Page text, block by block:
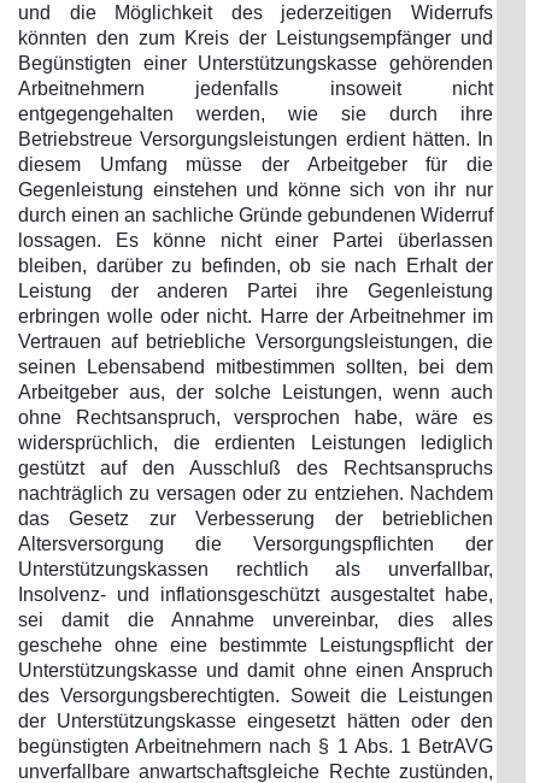
und die Möglichkeit des jederzeitigen Widerrufs
könnten den zum Kreis der Leistungsempfänger und
Begünstigten einer Unterstützungskasse gehörenden
Arbeitnehmern jedenfalls insoweit nicht
entgegengehalten werden, wie sie durch ihre
Betriebstreue Versorgungsleistungen erdient hätten. In
diesem Umfang müsse der Arbeitgeber für die
Gegenleistung einstehen und könne sich von ihr nur
durch einen an sachliche Gründe gebundenen Widerruf
lossagen. Es könne nicht einer Partei überlassen
bleiben, darüber zu befinden, ob sie nach Erhalt der
Leistung der anderen Partei ihre Gegenleistung
erbringen wolle oder nicht. Harre der Arbeitnehmer im
Vertrauen auf betriebliche Versorgungsleistungen, die
seinen Lebensabend mitbestimmen sollten, bei dem
Arbeitgeber aus, der solche Leistungen, wenn auch
ohne Rechtsanspruch, versprochen habe, wäre es
widersprüchlich, die erdienten Leistungen lediglich
gestützt auf den Ausschluß des Rechtsanspruchs
nachträglich zu versagen oder zu entziehen. Nachdem
das Gesetz zur Verbesserung der betrieblichen
Altersversorgung die Versorgungspflichten der
Unterstützungskassen rechtlich als unverfallbar,
Insolvenz- und inflationsgeschützt ausgestaltet habe,
sei damit die Annahme unvereinbar, dies alles
geschehe ohne eine bestimmte Leistungspflicht der
Unterstützungskasse und damit ohne einen Anspruch
des Versorgungsberechtigten. Soweit die Leistungen
der Unterstützungskasse eingesetzt hätten oder den
begünstigten Arbeitnehmern nach § 1 Abs. 1 BetrAVG
unverfallbare anwartschaftsgleiche Rechte zustünden,